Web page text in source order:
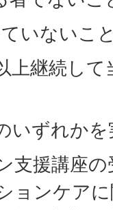
いないこ
上継続し
いずれか
支援講座の
ョンケア